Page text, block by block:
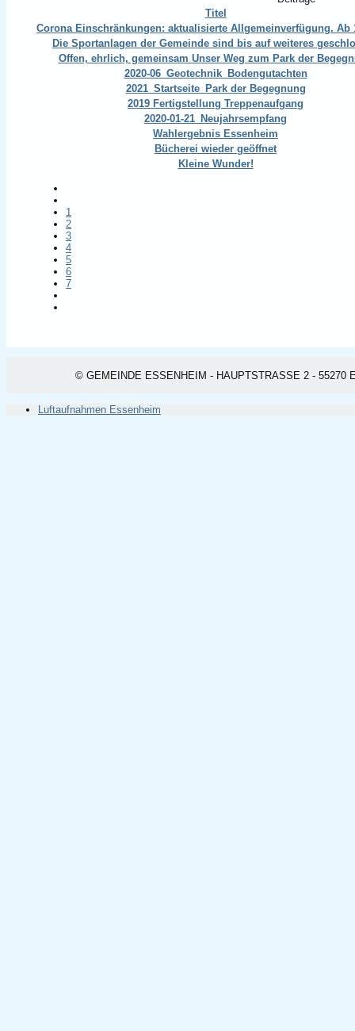
Titel
Corona Einschränkungen: aktualisierte Allgemeinverfügung. Ab
Die Sportanlagen der Gemeinde sind bis auf weiteres
Offen, ehrlich, gemeinsam Unser Weg zum Park der
2020-06_Geotechnik_Bodengutachten
2021_Startseite_Park der Begegnung
2019 Fertigstellung Treppenaufgang
2020-01-21_Neujahrsempfang
Wahlergebnis Essenheim
Bücherei wieder geöffnet
Kleine Wunder!
1
2
3
4
5
6
7
© GEMEINDE ESSENHEIM - HAUPTSTRASSE 2 - 55270
Luftaufnahmen Essenheim